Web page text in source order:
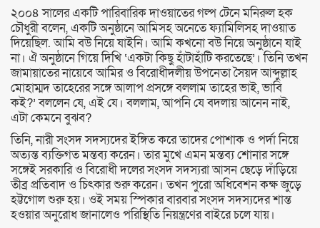
২০০৪ সালের একটি পারিবারিক দাওয়াতের গল্প টেনে মনিরুল হক
চৌধুরী বলেন, একটি অনুষ্ঠানে আমিসহ অনেতে ফ্যামিলিসহ দাওয়াত
দিয়েছিল. আমি বউ নিয়ে যাইনি। আমি কখনো বউ নিয়ে অনুষ্ঠানে যাই
না। ঐ অনুষ্ঠানে গিয়ে দিখি ‘একটা কিছু হাঁটাহাঁটি করতেছে’। তিনি তখন
জামায়াতের নায়েবে আমির ও বিরোধীদলীয় উপনেতা সৈয়দ আব্দুল্লাহ
মোহাম্মদ তাহেরের সঙ্গে আলাপ প্রসঙ্গে বললাম তাহের ভাই, ভাবি
কই?’ বললেন যে, এই যে। বললাম, আপনি যে বদলায় আনেন নাই,
এটা কেমনে বুঝব?
তিনি, নারী সংসদ সদস্যদের ইঙ্গিত করে তাদের পোশাক ও পর্দা নিয়ে
অত্যন্ত ব্যক্তিগত মন্তব্য করেন। তার মুখে এমন মন্তব্য শোনার সঙ্গে
সঙ্গেই সরকারি ও বিরোধী দলের সংসদ সদস্যরা আসন ছেড়ে দাঁড়িয়ে
তীব্র প্রতিবাদ ও চিৎকার শুরু করেন। তখন পুরো অধিবেশন কক্ষ জুড়ে
হট্টগোল শুরু হয়। ওই সময় স্পিকার বারবার সংসদ সদস্যদের শান্ত
হওয়ার অনুরোধ জানালেও পরিস্থিতি নিয়ন্ত্রণের বাইরে চলে যায়।